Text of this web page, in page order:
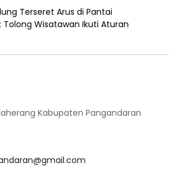
Terseret Arus di Pantai
Tolong Wisatawan Ikuti Aturan
Kabupaten Pangandaran